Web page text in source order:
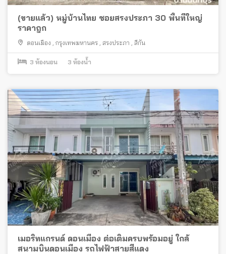
(ขายแล้ว) หมู่บ้านไทย ซอยสรงประภา 30 พื้นที่ใหญ่
ราคาถูก
ดอนเมือง กรุงเทพมหานคร สรงประภา สีกัน
3 ห้องนอน 3 ห้องน้ำ
เมอริทแกรนด์ ดอนเมือง ต่อเติมครบพร้อมอยู่ ใกล้
สนามบินดอนเมือง รถไฟฟ้าสายสีแดง